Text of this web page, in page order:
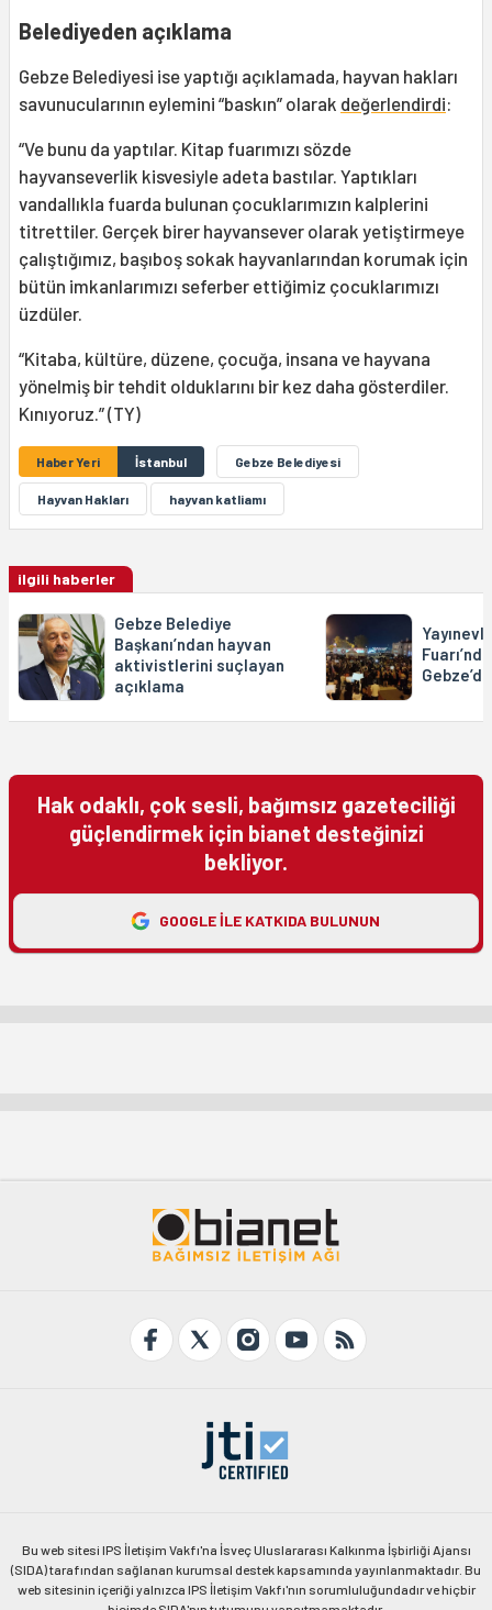
Belediyeden açıklama
Gebze Belediyesi ise yaptığı açıklamada, hayvan hakları
savunucularının eylemini “baskın” olarak değerlendirdi:
“Ve bunu da yaptılar. Kitap fuarımızı sözde
hayvanseverlik kisvesiyle adeta bastılar. Yaptıkları
vandallıkla fuarda bulunan çocuklarımızın kalplerini
titrettiler. Gerçek birer hayvansever olarak yetiştirmeye
çalıştığımız, başıboş sokak hayvanlarından korumak için
bütün imkanlarımızı seferber ettiğimiz çocuklarımızı
üzdüler.
“Kitaba, kültüre, düzene, çocuğa, insana ve hayvana
yönelmiş bir tehdit olduklarını bir kez daha gösterdiler.
Kınıyoruz.” (TY)
Haber Yeri İstanbul Gebze Belediyesi
Hayvan Hakları hayvan katliamı
ilgili haberler
Gebze Belediye
Başkanı’ndan hayvan
aktivistlerini suçlayan
açıklama
Hak odaklı, çok sesli, bağımsız gazeteciliği
güçlendirmek için bianet desteğinizi
bekliyor.
GOOGLE ILE KATKIDA BULUNUN
Bu web sitesi IPS İletişim Vakfı'na İsveç Uluslararası Kalkınma İşbirliği Ajansı
(SIDA) tarafından sağlanan kurumsal destek kapsamında yayınlanmaktadır. Bu
web sitesinin içeriği yalnızca IPS İletişim Vakfı'nın sorumluluğundadır ve hiçbir